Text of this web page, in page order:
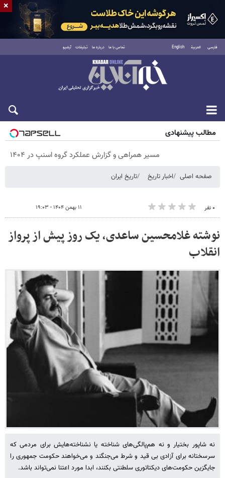
فارسی العربية English تماس با ما درباره ما تبلیغات آرشیو
پنجشنبه ۱۵ مرداد ۱۴۰۵
مطالب پیشنهادی
مسیر همراهی و گزارش عملکرد گروه اسنپ در ۱۴۰۴
صفحه اصلی اخبار تاریخ تاریخ ایران
۰ نفر ۱۱ بهمن ۱۴۰۴ - ۱۹:۰۳
نوشته غلامحسین ساعدی، یک روز پیش از پرواز
انقلاب
نه شاپور بختیار و نه هم‌پالگی‌های شناخته یا نشناخته‌هایش برای مردمی که
سرسختانه برای آزادی بی‌ قید و شرط می‌جنگند و می‌خواهند حکومت جمهوری را
جایگزین حکومت‌های دیکتاتوری سلطنتی بکنند، ابدا مورد اعتنا نمی‌تواند باشد.
×